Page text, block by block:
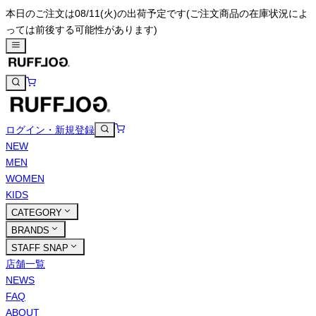
本日のご注文は08/11(火)の出荷予定です(ご注文商品の在庫状況によ
っては前後する可能性があります)
ログイン・新規登録
NEW
MEN
WOMEN
KIDS
CATEGORY
BRANDS
STAFF SNAP
店舗一覧
NEWS
FAQ
ABOUT